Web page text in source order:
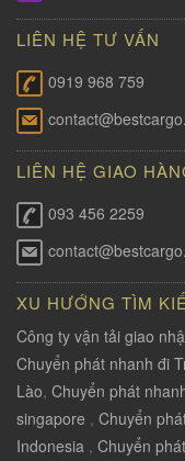
LIÊN HỆ TƯ VẤN
0919 968 759
LIÊN HỆ GIAO
093 456 2259
XU HƯỚNG TÌM
Công ty vận tải giao
Chuyển phát nhanh đi
Lào, Chuyển phát
singapore , Chuyển
Indonesia , Chuyển